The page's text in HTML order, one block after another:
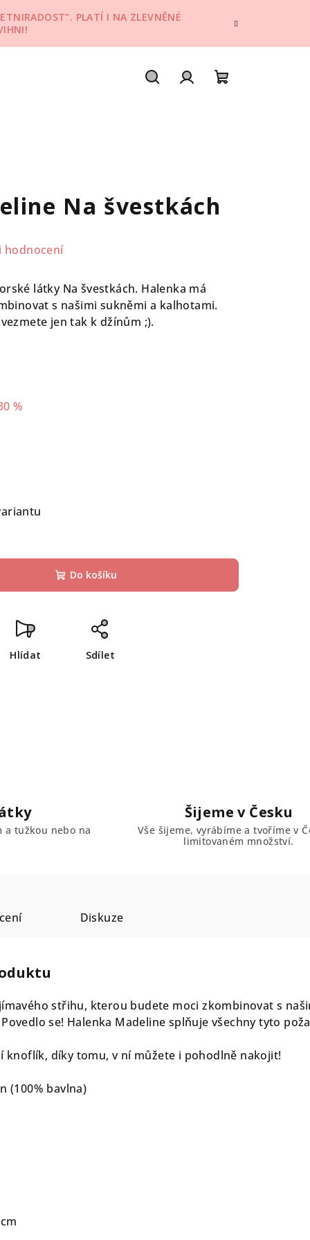
PLATÍ I NA ZLEVNĚNÉ
Na švestkách
hodnocení
látky Na švestkách. Halenka má
s našimi sukněmi a kalhotami.
jen tak k džínům ;).
%
Do košíku
Hlídat Sdílet
a tužkou nebo na
Šijeme v Česku
Vše šijeme, vyrábíme a tvoříme v
limitovaném množství.
Diskuze
střihu, kterou budete moci zkombinovat s
se! Halenka Madeline splňuje všechny tyto
knoflík, díky tomu, v ní můžete i pohodlně nakojit!
(100% bavlna)